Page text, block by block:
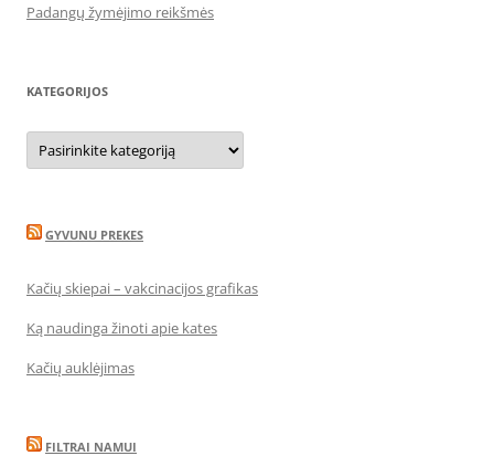
Padangų žymėjimo reikšmės
KATEGORIJOS
Kategorijos
GYVUNU PREKES
Kačių skiepai – vakcinacijos grafikas
Ką naudinga žinoti apie kates
Kačių auklėjimas
FILTRAI NAMUI